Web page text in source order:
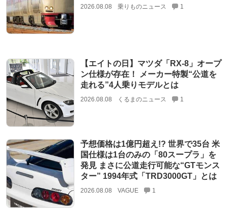
2026.08.08 乗りものニュース 1
【エイトの日】マツダ「RX-8」オープ
ン仕様が存在！ メーカー特製“公道を
走れる”4人乗りモデルとは
2026.08.08 くるまのニュース 1
予想価格は1億円超え!? 世界で35台 米
国仕様は1台のみの「80スープラ」を
発見 まさに公道走行可能な“GTモンス
ター” 1994年式「TRD3000GT」とは
2026.08.08 VAGUE 1